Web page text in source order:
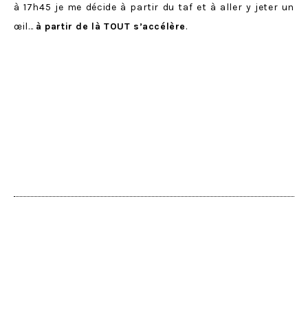
à 17h45 je me décide à partir du taf et à aller y jeter un
œil… à partir de là TOUT s’accélère.